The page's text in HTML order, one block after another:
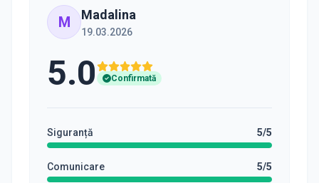
M Madalina
19.03.2026
5.0 Confirmată
Siguranță 5/5
Comunicare 5/5